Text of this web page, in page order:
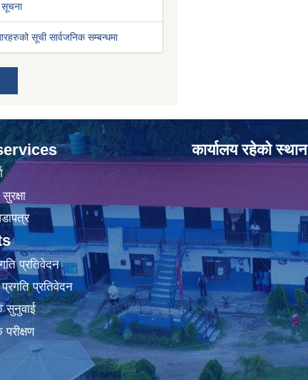
सूचना
सूची सार्वजनिक सम्बन्धमा
प्रतिवेदन
प्रतिवेदन
सुनुवाई
कार्यालय रहेको स्थान